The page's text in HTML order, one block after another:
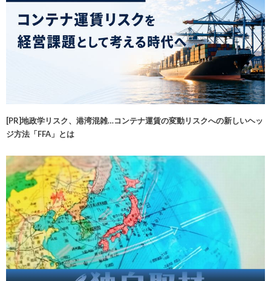
[PR]地政学リスク、港湾混雑…コンテナ運賃の変動リスクへの新しいヘッ
ジ方法「FFA」とは